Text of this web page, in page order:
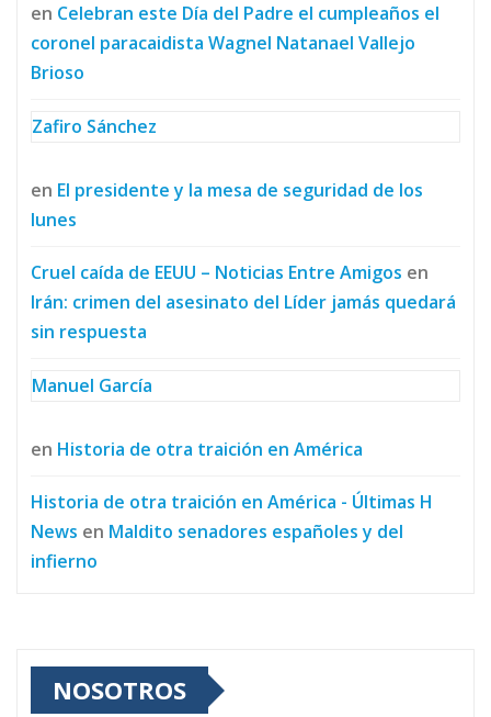
en Celebran este Día del Padre el cumpleaños el
coronel paracaidista Wagnel Natanael Vallejo
Brioso
Zafiro Sánchez
en El presidente y la mesa de seguridad de los
lunes
Cruel caída de EEUU – Noticias Entre Amigos en
Irán: crimen del asesinato del Líder jamás quedará
sin respuesta
Manuel García
en Historia de otra traición en América
Historia de otra traición en América - Últimas H
News en Maldito senadores españoles y del
infierno
NOSOTROS